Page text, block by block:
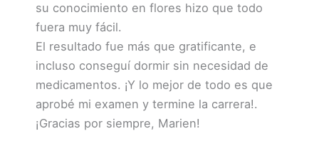
su conocimiento en flores hizo que todo
fuera muy fácil.
El resultado fue más que gratificante, e
incluso conseguí dormir sin necesidad de
medicamentos. ¡Y lo mejor de todo es que
aprobé mi examen y termine la carrera!.
¡Gracias por siempre, Marien!